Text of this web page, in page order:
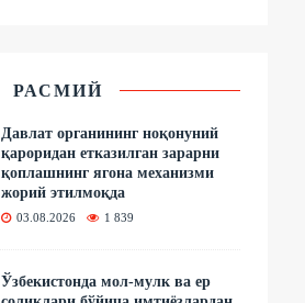
РАСМИЙ
Давлат органининг ноқонуний
қароридан етказилган зарарни
қоплашнинг ягона механизми
жорий этилмоқда
03.08.2026 1 839
Ўзбекистонда мол-мулк ва ер